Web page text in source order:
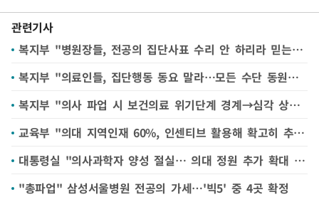
관련기사
복지부 "병원장들, 전공의 집단사표 수리 안 하리라 믿는다"
복지부 "의료인들, 집단행동 동요 말라…모든 수단 동원해 대응"
복지부 "의사 파업 시 보건의료 위기단계 경계→심각 상향"(종합)
교육부 "의대 지역인재 60%, 인센티브 활용해 확고히 추진"
대통령실 "의사과학자 양성 절실… 의대 정원 추가 확대 장기적 검토"
"총파업" 삼성서울병원 전공의 가세…'빅5' 중 4곳 확정